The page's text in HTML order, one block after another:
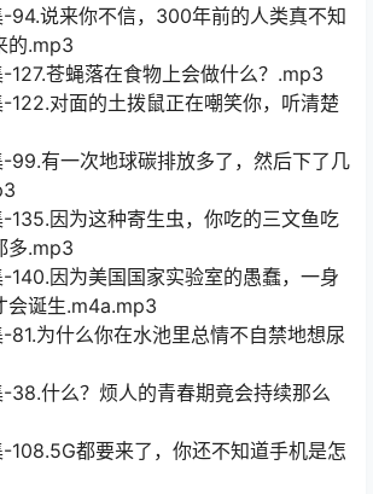
说来你不信，300年前的人类真不知
的.mp3
苍蝇落在食物上会做什么？.mp3
对面的土拨鼠正在嘲笑你，听清楚
有一次地球碳排放多了，然后下了几
因为这种寄生虫，你吃的三文鱼吃
多.mp3
因为美国国家实验室的愚蠢，一身
会诞生.m4a.mp3
为什么你在水池里总情不自禁地想尿
什么？烦人的青春期竟会持续那么
都要来了，你还不知道手机是怎